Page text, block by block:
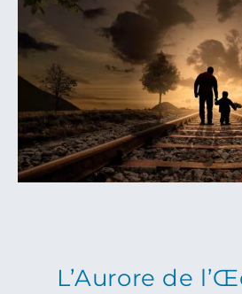
L’Aurore de